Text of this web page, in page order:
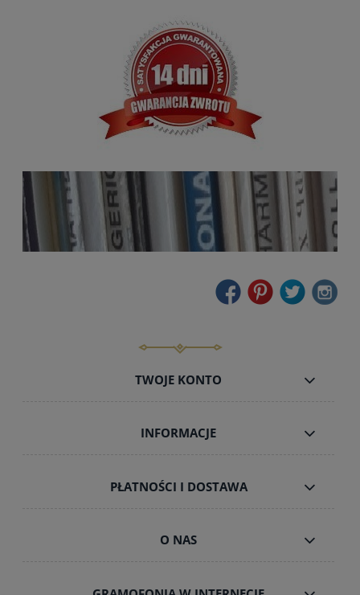
TWOJE KONTO
INFORMACJE
PŁATNOŚCI I DOSTAWA
O NAS